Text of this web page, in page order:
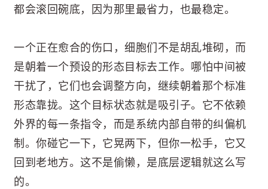
都会滚回碗底，因为那里最省力，也最稳定。
一个正在愈合的伤口，细胞们不是胡乱堆砌，而
是朝着一个预设的形态目标去工作。哪怕中间被
干扰了，它们也会调整方向，继续朝着那个标准
形态靠拢。这个目标状态就是吸引子。它不依赖
外界的每一条指令，而是系统内部自带的纠偏机
制。你碰它一下，它晃两下，但你一松手，它又
回到老地方。这不是偷懒，是底层逻辑就这么写
的。